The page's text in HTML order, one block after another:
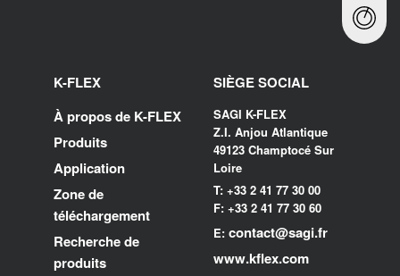
K-FLEX
À propos de K-FLEX
Produits
Application
Zone de
téléchargement
Recherche de
produits
SIÈGE SOCIAL
SAGI K-FLEX
Z.I. Anjou Atlantique
49123 Champtocé Sur
Loire
T: +33 2 41 77 30 00
F: +33 2 41 77 30 60
E: contact@sagi.fr
www.kflex.com